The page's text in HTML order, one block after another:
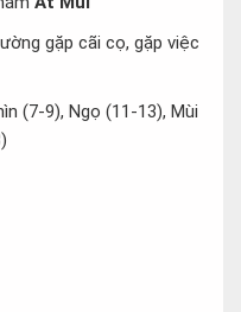
gặp cãi cọ, gặp việc
(7-9), Ngọ (11-13), Mùi